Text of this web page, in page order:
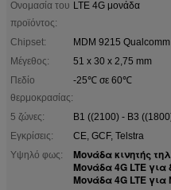
Ονομασία του
προϊόντος:
LTE 4G μονάδα
Chipset:
MDM 9215 Qualcomm
Μέγεθος:
51 x 30 x 2,75 mm
Πεδίο
θερμοκρασίας:
-25℃ σε 60℃
5 ζώνες:
Β1 ((2100) - Β3
Εγκρίσεις:
CE, GCF, Telstra
Υψηλό φως:
Μονάδα κινητής
Μονάδα 4G LTE για
Μονάδα 4G LTE για